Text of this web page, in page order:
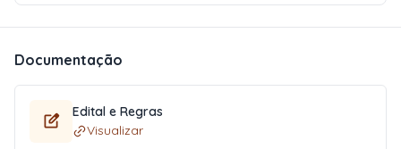
Documentação
Edital e Regras
Visualizar